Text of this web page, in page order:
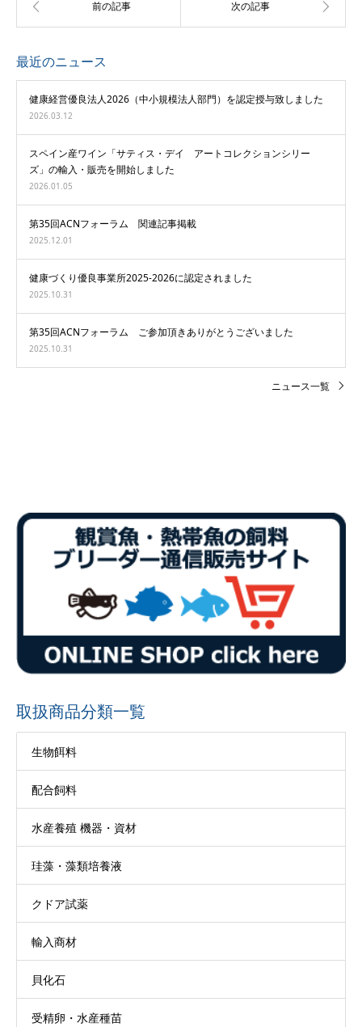
最近のニュース
健康経営優良法人2026（中小規模法人部門）を認定授与致しました
2026.03.12
スペイン産ワイン「サティス・デイ アートコレクションシリー
ズ」の輸入・販売を開始しました
2026.01.05
第35回ACNフォーラム 関連記事掲載
2025.12.01
健康づくり優良事業所2025-2026に認定されました
2025.10.31
第35回ACNフォーラム ご参加頂きありがとうございました
2025.10.31
ニュース一覧
取扱商品分類一覧
生物餌料
配合飼料
水産養殖 機器・資材
珪藻・藻類培養液
クドア試薬
輸入商材
貝化石
受精卵・水産種苗